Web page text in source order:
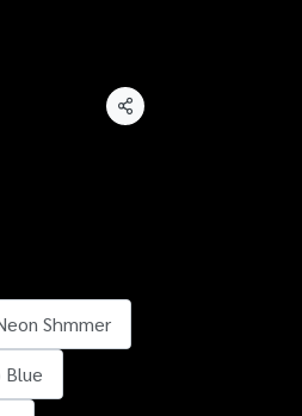
แชร์
Shmmer
Blue